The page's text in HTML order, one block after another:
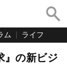
ム ライフ
の新ビジ